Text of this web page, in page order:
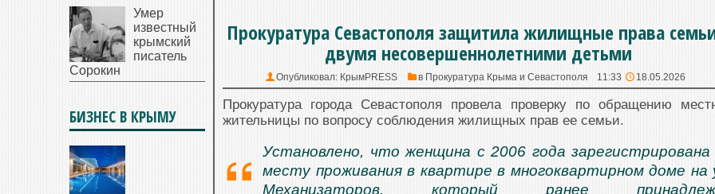
Прокуратура Севастополя защитила жилищные права
двумя несовершеннолетними детьми
Опубликовал: КрымPRESS в Прокуратура Крыма и Севастополя 11:33 18.05.2026
Прокуратура города Севастополя провела проверку по обращению
жительницы по вопросу соблюдения жилищных прав ее семьи.
Установлено, что женщина с 2006 года зарегистрирована
месту проживания в квартире в многоквартирном доме на
Механизаторов, который ранее
Умер
известный
крымский
писатель
Сорокин
БИЗНЕС В КРЫМУ